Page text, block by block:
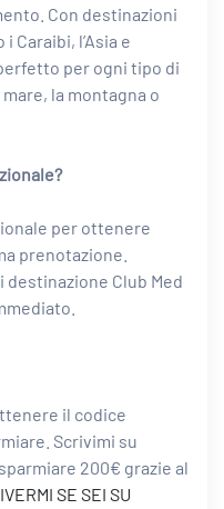
Con destinazioni
Caraibi, l’Asia e
per ogni tipo di
la montagna o
per ottenere
prenotazione.
destinazione Club Med
il codice
Scrivimi su
200€ grazie al
SE SEI SU